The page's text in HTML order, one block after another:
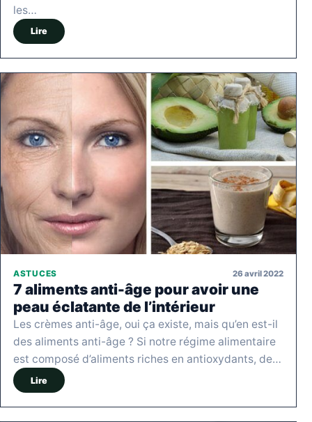
les…
Lire
ASTUCES 26 avril 2022
7 aliments anti-âge pour avoir une
peau éclatante de l’intérieur
Les crèmes anti-âge, oui ça existe, mais qu’en est-il
des aliments anti-âge ? Si notre régime alimentaire
est composé d’aliments riches en antioxydants, de…
Lire